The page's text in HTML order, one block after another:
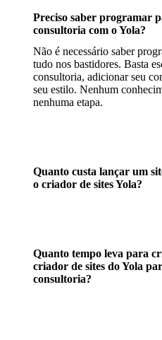
Preciso saber programar
consultoria com o Yola?
Não é necessário saber
tudo nos bastidores. Basta
consultoria, adicionar seu
seu estilo. Nenhum
nenhuma etapa.
Quanto custa lançar um
o criador de sites Yola?
Quanto tempo leva para
criador de sites do Yola
consultoria?